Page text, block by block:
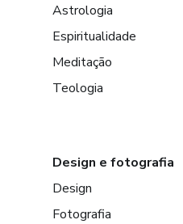
Astrologia
Espiritualidade
Meditação
Teologia
Design e fotografia
Design
Fotografia